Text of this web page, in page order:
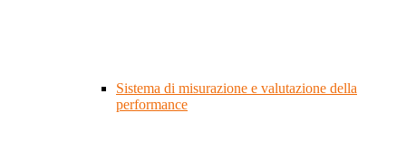
Sistema di misurazione e valutazione della
performance